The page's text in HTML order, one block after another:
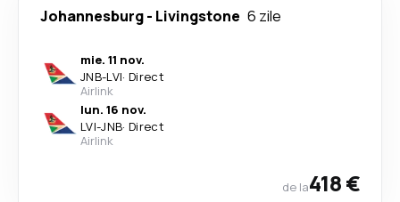
Johannesburg- Livingstone 6 zile
mie. 11 nov.
JNB-LVI· Direct
Airlink
lun. 16 nov.
LVI-JNB· Direct
Airlink
de la418 €